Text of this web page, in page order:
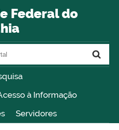
Federal do
à Informação
Servidores